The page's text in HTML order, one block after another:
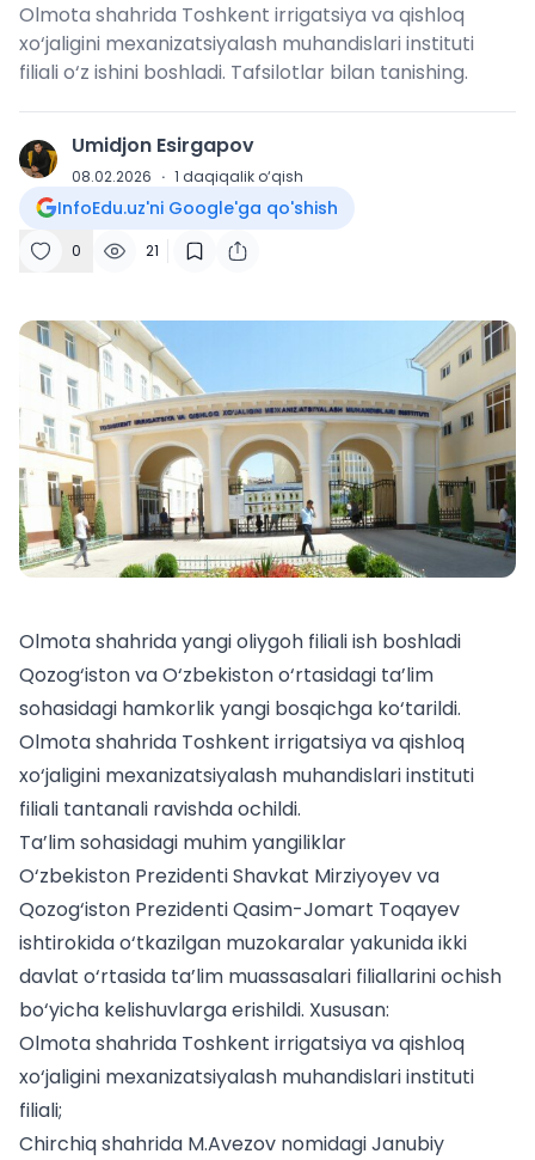
Olmota shahrida Toshkent irrigatsiya va qishloq
xo‘jaligini mexanizatsiyalash muhandislari instituti
filiali o‘z ishini boshladi. Tafsilotlar bilan tanishing.
U Umidjon Esirgapov
08.02.2026 · 1 daqiqalik o‘qish
InfoEdu.uz'ni Google'ga qo'shish
0 21
Olmota shahrida yangi oliygoh filiali ish boshladi
Qozog‘iston va O‘zbekiston o‘rtasidagi ta’lim
sohasidagi hamkorlik yangi bosqichga ko‘tarildi.
Olmota shahrida Toshkent irrigatsiya va qishloq
xo‘jaligini mexanizatsiyalash muhandislari instituti
filiali tantanali ravishda ochildi.
Ta’lim sohasidagi muhim yangiliklar
O‘zbekiston Prezidenti Shavkat Mirziyoyev va
Qozog‘iston Prezidenti Qasim-Jomart Toqayev
ishtirokida o‘tkazilgan muzokaralar yakunida ikki
davlat o‘rtasida ta’lim muassasalari filiallarini ochish
bo‘yicha kelishuvlarga erishildi. Xususan:
Olmota shahrida Toshkent irrigatsiya va qishloq
xo‘jaligini mexanizatsiyalash muhandislari instituti
filiali;
Chirchiq shahrida M.Avezov nomidagi Janubiy